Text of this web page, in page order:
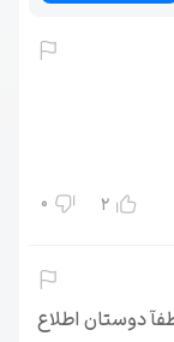
2
0
دوستان اطلاع